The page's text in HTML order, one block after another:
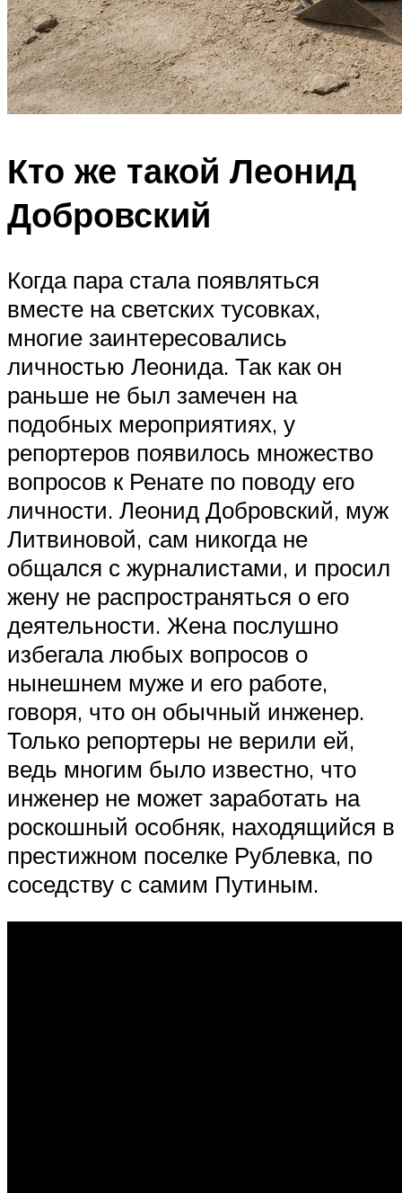
Кто же такой Леонид
Добровский
Когда пара стала появляться
вместе на светских тусовках,
многие заинтересовались
личностью Леонида. Так как он
раньше не был замечен на
подобных мероприятиях, у
репортеров появилось множество
вопросов к Ренате по поводу его
личности. Леонид Добровский, муж
Литвиновой, сам никогда не
общался с журналистами, и просил
жену не распространяться о его
деятельности. Жена послушно
избегала любых вопросов о
нынешнем муже и его работе,
говоря, что он обычный инженер.
Только репортеры не верили ей,
ведь многим было известно, что
инженер не может заработать на
роскошный особняк, находящийся в
престижном поселке Рублевка, по
соседству с самим Путиным.